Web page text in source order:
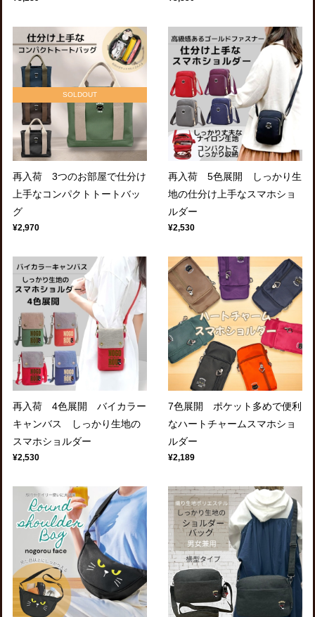
SOLDOUT
再入荷 3つのお部屋で仕分け
上手なコンパクトトートバッ
グ
¥2,970
再入荷 5色展開 しっかり生
地の仕分け上手なスマホショ
ルダー
¥2,530
再入荷 4色展開 バイカラー
キャンバス しっかり生地の
スマホショルダー
¥2,530
7色展開 ポケット多めで便利
なハートチャームスマホショ
ルダー
¥2,189